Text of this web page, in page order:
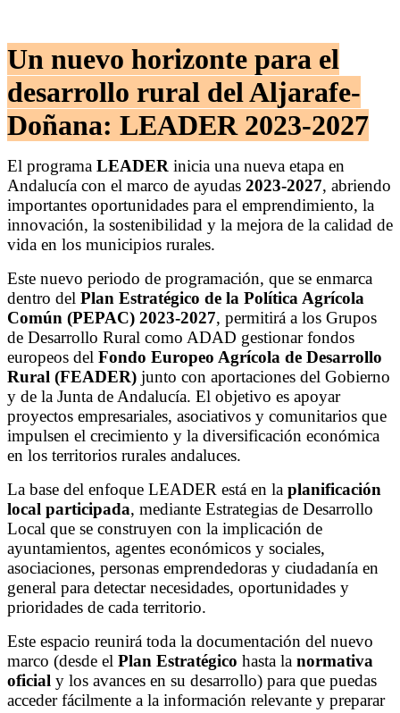
Un nuevo horizonte para el
desarrollo rural del Aljarafe-
Doñana: LEADER 2023‑2027
El programa LEADER inicia una nueva etapa en
Andalucía con el marco de ayudas 2023‑2027, abriendo
importantes oportunidades para el emprendimiento, la
innovación, la sostenibilidad y la mejora de la calidad de
vida en los municipios rurales.
Este nuevo periodo de programación, que se enmarca
dentro del Plan Estratégico de la Política Agrícola
Común (PEPAC) 2023‑2027, permitirá a los Grupos
de Desarrollo Rural como ADAD gestionar fondos
europeos del Fondo Europeo Agrícola de Desarrollo
Rural (FEADER) junto con aportaciones del Gobierno
y de la Junta de Andalucía. El objetivo es apoyar
proyectos empresariales, asociativos y comunitarios que
impulsen el crecimiento y la diversificación económica
en los territorios rurales andaluces.
La base del enfoque LEADER está en la planificación
local participada, mediante Estrategias de Desarrollo
Local que se construyen con la implicación de
ayuntamientos, agentes económicos y sociales,
asociaciones, personas emprendedoras y ciudadanía en
general para detectar necesidades, oportunidades y
prioridades de cada territorio.
Este espacio reunirá toda la documentación del nuevo
marco (desde el Plan Estratégico hasta la normativa
oficial y los avances en su desarrollo) para que puedas
acceder fácilmente a la información relevante y preparar